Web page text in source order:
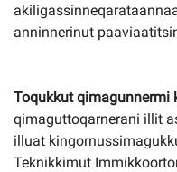
anninnerinut
Toqukkut qimagunnermi
qimaguttoqarnerani illit
illuat
Teknikkimut